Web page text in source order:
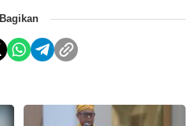
Bagikan